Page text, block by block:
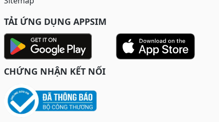
TẢI ỨNG DỤNG APPSIM
CHỨNG NHẬN KẾT NỐI